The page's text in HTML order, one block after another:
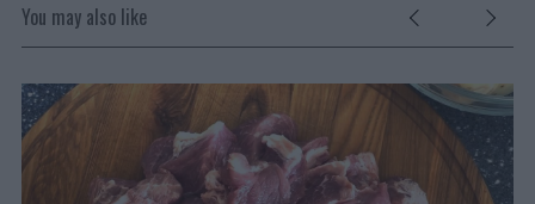
You may also like